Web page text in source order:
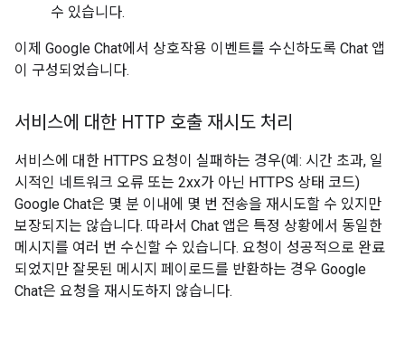
수 있습니다.
이제 Google Chat에서 상호작용 이벤트를 수신하도록 Chat 앱
이 구성되었습니다.
서비스에 대한 HTTP 호출 재시도 처리
서비스에 대한 HTTPS 요청이 실패하는 경우(예: 시간 초과, 일
시적인 네트워크 오류 또는 2xx가 아닌 HTTPS 상태 코드)
Google Chat은 몇 분 이내에 몇 번 전송을 재시도할 수 있지만
보장되지는 않습니다. 따라서 Chat 앱은 특정 상황에서 동일한
메시지를 여러 번 수신할 수 있습니다. 요청이 성공적으로 완료
되었지만 잘못된 메시지 페이로드를 반환하는 경우 Google
Chat은 요청을 재시도하지 않습니다.